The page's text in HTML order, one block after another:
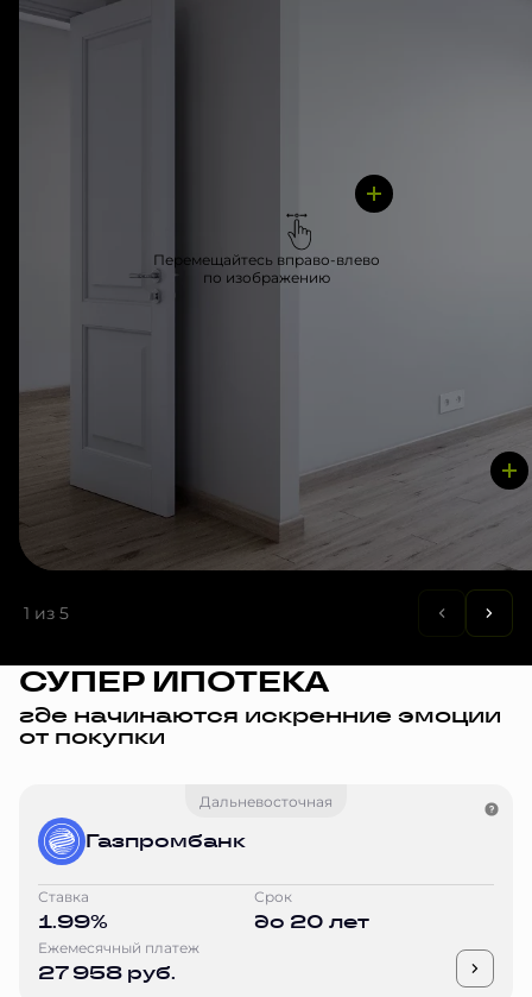
Перемещайтесь вправо-влево
по изображению
1 из 5
СУПЕР ИПОТЕКА
где начинаются искренние эмоции
от покупки
Дальневосточная
Газпромбанк
Ставка
1.99%
Срок
до 20 лет
Ежемесячный платеж
27 958 руб.